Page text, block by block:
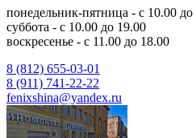
понедельник-пятница - с 10.00 до
суббота - с 10.00 до 19.00
воскресенье - с 11.00 до 18.00
8 (812) 655-03-01
8 (911) 741-22-22
fenixshina@yandex.ru